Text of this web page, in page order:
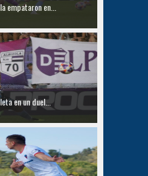
empataron en...
en un duel...